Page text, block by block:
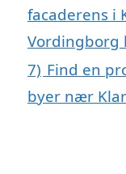
facaderens i
Vordingborg
7) Find en
byer nær